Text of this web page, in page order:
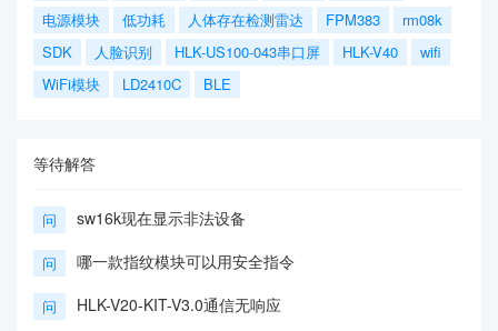
电源模块
低功耗 人体存在检测雷达 FPM383
rm08k
SDK
人脸识别 HLK-US100-043串口屏 HLK-V40
wifi
WiFi模块
LD2410C BLE
等待解答
问 sw16k现在显示非法设备
问 哪一款指纹模块可以用安全指令
问 HLK-V20-KIT-V3.0通信无响应